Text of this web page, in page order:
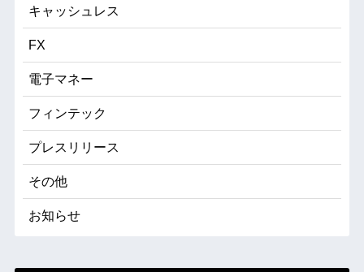
キャッシュレス
FX
電子マネー
フィンテック
プレスリリース
その他
お知らせ